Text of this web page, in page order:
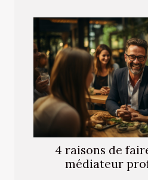
4 raisons de
médiateur